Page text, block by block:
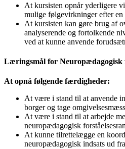
At kursisten opnår yderligere
mulige følgevirkninger efter en
At kursisten kan gøre brug af
analyserende og fortolkende
ved at kunne anvende
Læringsmål for Neuropædagogisk
At opnå følgende færdigheder:
At være i stand til at anvende
borger og tage
At være i stand til at arbejde
neuropædagogisk
At kunne tilrettelægge en
neuropædagogisk indsats ud